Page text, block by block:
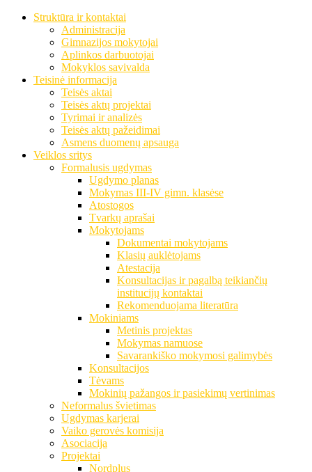
Struktūra ir kontaktai
Administracija
Gimnazijos mokytojai
Aplinkos darbuotojai
Mokyklos savivalda
Teisinė informacija
Teisės aktai
Teisės aktų projektai
Tyrimai ir analizės
Teisės aktų pažeidimai
Asmens duomenų apsauga
Veiklos sritys
Formalusis ugdymas
Ugdymo planas
Mokymas III-IV gimn. klasėse
Atostogos
Tvarkų aprašai
Mokytojams
Dokumentai mokytojams
Klasių auklėtojams
Atestacija
Konsultacijas ir pagalbą teikiančių
institucijų kontaktai
Rekomenduojama literatūra
Mokiniams
Metinis projektas
Mokymas namuose
Savarankiško mokymosi galimybės
Konsultacijos
Tėvams
Mokinių pažangos ir pasiekimų vertinimas
Neformalus švietimas
Ugdymas karjerai
Vaiko gerovės komisija
Asociacija
Projektai
Nordplus